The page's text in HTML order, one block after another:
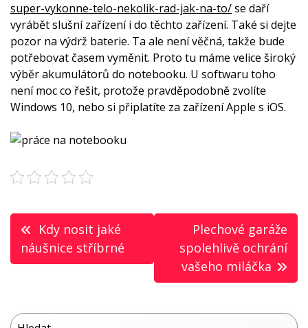
super-vykonne-telo-nekolik-rad-jak-na-to/se daří
vyrábět slušní zařízení i do těchto zařízení. Také si dejte
pozor na výdrž baterie. Ta ale není věčná, takže bude
potřebovat časem vyměnit. Proto tu máme velice široký
výběrakumulátorů do notebooku. U softwaru toho
není moc co řešit, protože pravděpodobně zvolíte
Windows 10, nebo si připlatíte za zařízení Apple s iOS.
Navigace
pro
Kdy nosit jaké
náušnice stříbrné
Plechové garáže
spolehlivě ochrání
vašeho miláčka